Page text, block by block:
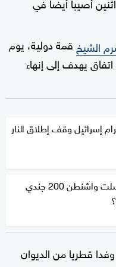
الشيخقمة دولية، يوم
يهدف إلى إنهاء
إسرائيل وقف إطلاق النار
اتفاق غزة.. لماذا أرسلت واشنطن 200 جندي
قطريا من الديوان